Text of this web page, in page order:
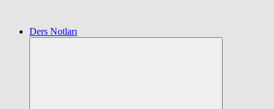
Ders Notları